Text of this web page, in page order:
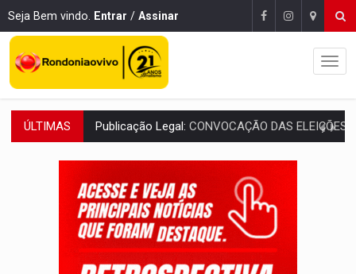
Seja Bem vindo. Entrar / Assinar
ÚLTIMAS Publicação Legal: CONVOCAÇÃO DAS ELEIÇÕES:
RO EMPREENDEDORA:2ª edição da feira começa nesta quinta-feira (6) no
FORTALECIMENTO:Contratação de novos servidores reforça equipes do Cad
VÍDEO:Condutor de carro avança cruzamento e deixa
'OS OLHOS DO BRASIL':Emanuel Neri transforma indignação e esperança em